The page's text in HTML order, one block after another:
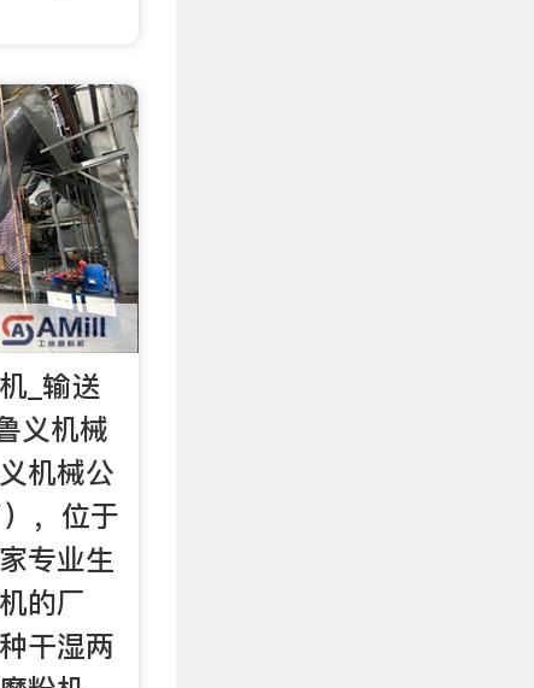
_输送
义机械
机械公
，位于
专业生
的厂
干湿两